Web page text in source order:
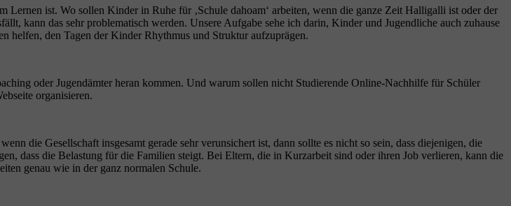
ist. Wo sollen Kinder in Ruhe für ‚Schule dahoam‘ arbeiten, wenn die ganze Zeit Halligalli ist oder der
kann das sehr problematisch werden. Unsere Aufgabe sehe ich darin, Kinder und Jugendliche auch zuhause
helfen, den Tagen der Kinder Rhythmus und Struktur aufzuprägen.
oder Jugendämter heran kommen. Und warum sollen nicht Studierende Online-Nachhilfe für Schüler
organisieren.
die Gesellschaft insgesamt gerade sehr verunsichert ist, dann sollte es nicht so sein, dass diejenigen, die
dass die Belastung für die Familien steigt. Bei Eltern, die in Kurzarbeit sind oder ihren Job verlieren, kann die
genau wie in der ganz normalen Schule.